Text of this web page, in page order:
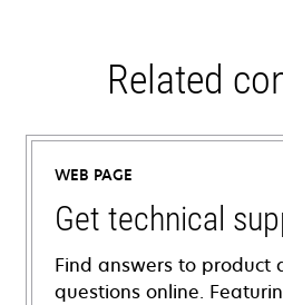
Related
WEB PAGE
Get technical
Find answers to product
questions online.